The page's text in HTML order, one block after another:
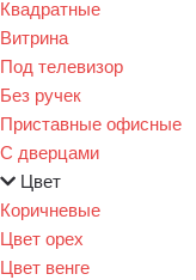
Квадратные
Витрина
Под телевизор
Без ручек
Приставные офисные
С дверцами
Цвет
Коричневые
Цвет орех
Цвет венге